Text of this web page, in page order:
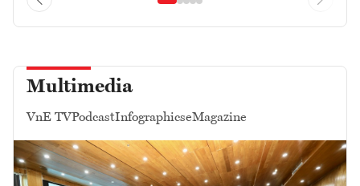
Multimedia
VnE TVPodcastInfographicseMagazine